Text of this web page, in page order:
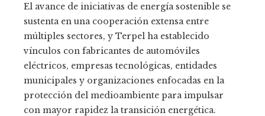
El avance de iniciativas de energía sostenible se
sustenta en una cooperación extensa entre
múltiples sectores, y Terpel ha establecido
vínculos con fabricantes de automóviles
eléctricos, empresas tecnológicas, entidades
municipales y organizaciones enfocadas en la
protección del medioambiente para impulsar
con mayor rapidez la transición energética.